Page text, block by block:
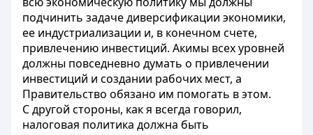
подчинить задаче диверсификации экономики,
ее индустриализации и, в конечном счете,
привлечению инвестиций. Акимы всех уровней
должны повседневно думать о привлечении
инвестиций и создании рабочих мест, а
Правительство обязано им помогать в этом.
С другой стороны, как я всегда говорил,
налоговая политика должна быть